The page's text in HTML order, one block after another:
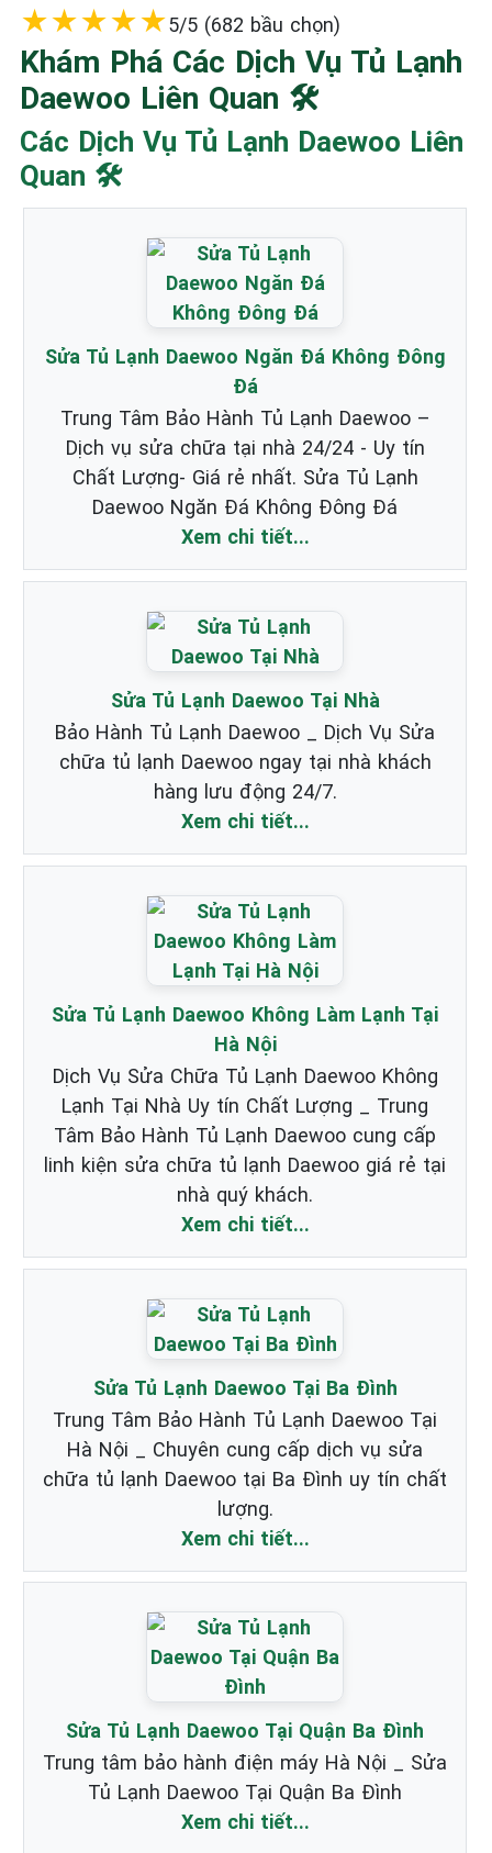
★★★★★5/5 (682 bầu chọn)
Khám Phá Các Dịch Vụ Tủ Lạnh
Daewoo Liên Quan 🛠️
Các Dịch Vụ Tủ Lạnh Daewoo Liên
Quan 🛠️
Sửa Tủ Lạnh Daewoo Ngăn Đá Không Đông
Đá
Trung Tâm Bảo Hành Tủ Lạnh Daewoo –
Dịch vụ sửa chữa tại nhà 24/24 - Uy tín
Chất Lượng- Giá rẻ nhất. Sửa Tủ Lạnh
Daewoo Ngăn Đá Không Đông Đá
Xem chi tiết...
Sửa Tủ Lạnh Daewoo Tại Nhà
Bảo Hành Tủ Lạnh Daewoo _ Dịch Vụ Sửa
chữa tủ lạnh Daewoo ngay tại nhà khách
hàng lưu động 24/7.
Xem chi tiết...
Sửa Tủ Lạnh Daewoo Không Làm Lạnh Tại
Hà Nội
Dịch Vụ Sửa Chữa Tủ Lạnh Daewoo Không
Lạnh Tại Nhà Uy tín Chất Lượng _ Trung
Tâm Bảo Hành Tủ Lạnh Daewoo cung cấp
linh kiện sửa chữa tủ lạnh Daewoo giá rẻ tại
nhà quý khách.
Xem chi tiết...
Sửa Tủ Lạnh Daewoo Tại Ba Đình
Trung Tâm Bảo Hành Tủ Lạnh Daewoo Tại
Hà Nội _ Chuyên cung cấp dịch vụ sửa
chữa tủ lạnh Daewoo tại Ba Đình uy tín chất
lượng.
Xem chi tiết...
Sửa Tủ Lạnh Daewoo Tại Quận Ba Đình
Trung tâm bảo hành điện máy Hà Nội _ Sửa
Tủ Lạnh Daewoo Tại Quận Ba Đình
Xem chi tiết...